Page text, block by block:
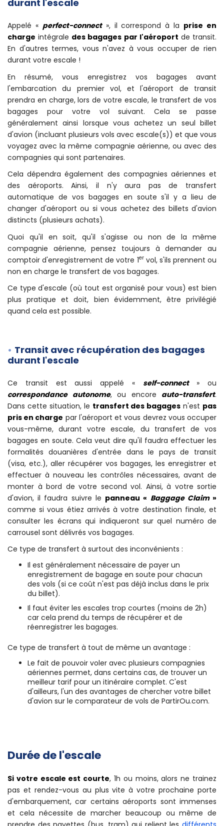
Transit sans récupération des bagages
durant l'escale
Appelé «perfect-connect », il correspond à laprise en
chargeintégraledes bagages par l'aéroport
En d'autres termes, vous n'avez à vous occuper de rien
durant votre escale !
En résumé, vous enregistrez vos bagages avant
l'embarcation du premier vol, et l'aéroport de transit
prendra en charge, lors de votre escale, le transfert de vos
bagages pour votre vol suivant. Cela se passe
généralement ainsi lorsque vous achetez un seul billet
d'avion (incluant plusieurs vols avec escale(s)) et que vous
voyagez avec la même compagnie aérienne, ou avec des
compagnies qui sont partenaires.
Cela dépendra également des compagnies aériennes et
des aéroports. Ainsi, il n'y aura pas de transfert
automatique de vos bagages en soute s'il y a lieu de
changer d'aéroport ou si vous achetez des billets d'avion
distincts (plusieurs achats).
Quoi qu'il en soit, qu'il s'agisse ou non de la même
compagnie aérienne, pensez toujours à demander au
comptoir d'enregistrement de votre 1ervol, s'ils prennent ou
non en charge le transfert de vos bagages.
Ce type d'escale (où tout est organisé pour vous) est bien
Transit avec récupération des bagages
durant l'escale
Ce transit est aussi appelé «self-connect » ou
correspondance autonome, ou encoreauto-transfert
Dans cette situation, letransfert des bagagesn'est pas
pris en chargepar l'aéroport et vous devrez vous occuper
vous-même, durant votre escale, du transfert de vos
bagages en soute. Cela veut dire qu'il faudra effectuer les
formalités douanières d'entrée dans le pays de transit
(visa, etc.), aller récupérer vos bagages, les enregistrer et
effectuer à nouveau les contrôles nécessaires, avant de
monter à bord de votre second vol. Ainsi, à votre sortie
d'avion, il faudra suivre lepanneau «Baggage Claim»
comme si vous étiez arrivés à votre destination finale, et
consulter les écrans qui indiqueront sur quel numéro de
carrousel sont délivrés vos bagages.
Ce type de transfert à surtout des inconvénients :
Il est généralement nécessaire de payer un
enregistrement de bagage en soute pour chacun
des vols (si ce coût n'est pas déjà inclus dans le prix
du billet).
car cela prend du temps de récupérer et de
Ce type de transfert à tout de même un avantage :
Le fait de pouvoir voler avec plusieurs compagnies
aériennes permet, dans certains cas, de trouver un
Durée de l'escale
Si votre escale est courte, 1h ou moins, alors ne trainez
pas et rendez-vous au plus vite à votre prochaine porte